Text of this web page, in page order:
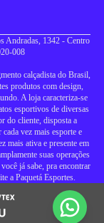
Andradas, 1342 - Centro
008
calçadista do Brasil,
produtos com design,
A loja caracteriza-se
esportivos de diversas
do cliente, disposta a
vez mais esporte e
mais ativa e presente em
suas operações
já sabe, pra encontrar
a Paquetá Esportes.